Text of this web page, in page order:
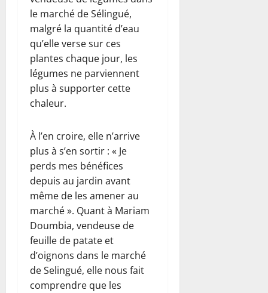
le marché de Sélingué,
malgré la quantité d’eau
qu’elle verse sur ces
plantes chaque jour, les
légumes ne parviennent
plus à supporter cette
chaleur.
À l’en croire, elle n’arrive
plus à s’en sortir : « Je
perds mes bénéfices
depuis au jardin avant
même de les amener au
marché ». Quant à Mariam
Doumbia, vendeuse de
feuille de patate et
d’oignons dans le marché
de Selingué, elle nous fait
comprendre que les